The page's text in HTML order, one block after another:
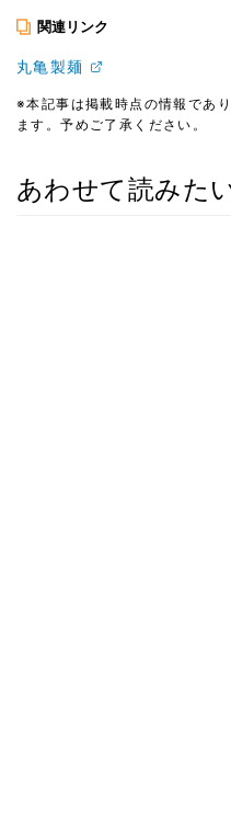
関連リンク
丸亀製麺
※本記事は掲載時点の情報であ
ます。予めご了承ください。
あわせて読みた